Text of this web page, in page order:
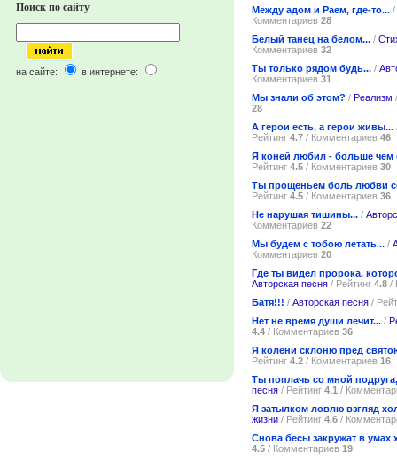
Поиск по сайту
на сайте: в интернете:
Между адом и Раем, где-то... /
Комментариев 28
Белый танец на белом... /
Комментариев 32
Ты только рядом будь... /
Комментариев 31
Мы знали об этом? / Реализм
28
А герои есть, а герои живы...
Рейтинг 4.7 / Комментариев 46
Я коней любил - больше чем
Рейтинг 4.5 / Комментариев 30
Ты прощеньем боль любви
Рейтинг 4.5 / Комментариев 36
Не нарушая тишины... /
Комментариев 22
Мы будем с тобою летать... /
Комментариев 20
Где ты видел пророка,
Авторская песня / Рейтинг 4.8 /
Батя!!! / Авторская песня /
Нет не время души лечит... /
4.4 / Комментариев 36
Я колени склоню пред
Рейтинг 4.2 / Комментариев 16
Ты поплачь со мной
песня / Рейтинг 4.1 /
Я затылком ловлю взгляд
жизни / Рейтинг 4.6 /
Снова бесы закружат в умах
4.5 / Комментариев 19